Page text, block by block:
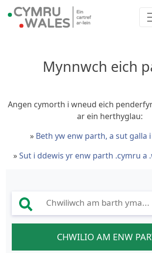
Mynnwch eich
Angen cymorth i wneud eich
ar ein herthyglau:
» Beth yw enw parth, a sut galla
»Sut i ddewis yr enw parth .cymru a
CHWILIO AM ENW